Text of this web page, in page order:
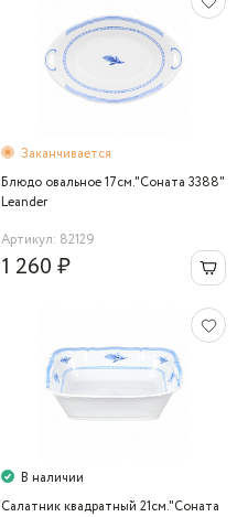
Заканчивается
Блюдо овальное 17см."Соната 3388"
Leander
Артикул: 82129
1 260 ₽
В наличии
Салатник квадратный 21см."Соната